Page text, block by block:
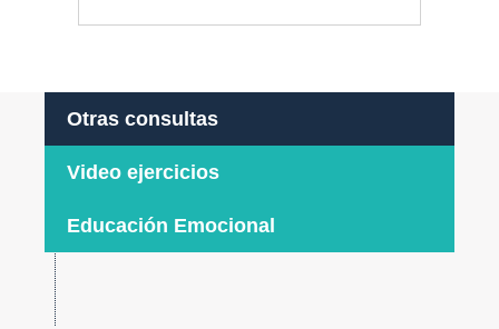
Otras consultas
Video ejercicios
Educación Emocional